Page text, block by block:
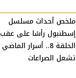
ملخص أحداث مسلسل
إسطنبول رأسًا على عقب
الحلقة 8.. أسرار الماضي
تشعل الصراعات